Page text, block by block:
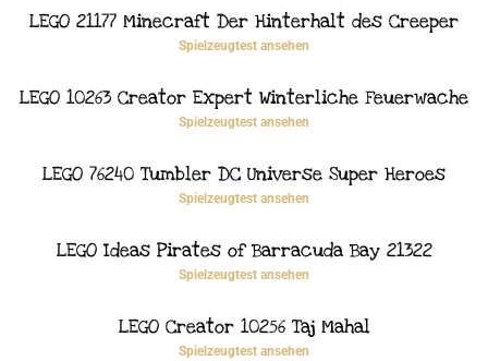
LEGO 21177 Minecraft Der Hinterhalt des Creeper
Spielzeugtest ansehen
LEGO 10263 Creator Expert Winterliche Feuerwache
Spielzeugtest ansehen
LEGO 76240 Tumbler DC Universe Super Heroes
Spielzeugtest ansehen
LEGO Ideas Pirates of Barracuda Bay 21322
Spielzeugtest ansehen
LEGO Creator 10256 Taj Mahal
Spielzeugtest ansehen